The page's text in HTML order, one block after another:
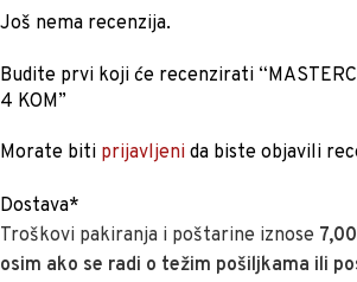
Još nema recenzija.
Budite prvi koji će recenzirati
4 KOM”
Morate biti prijavljeni da biste objavili
Dostava*
Troškovi pakiranja i poštarine iznose
osim ako se radi o težim pošiljkama ili